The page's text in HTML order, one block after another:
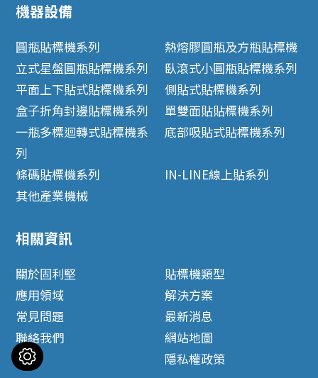
機器設備
圓瓶貼標機系列
熱熔膠圓瓶及方瓶貼標機
立式星盤圓瓶貼標機系列
臥滾式小圓瓶貼標機系列
平面上下貼式貼標機系列
側貼式貼標機系列
盒子折角封邊貼標機系列
單雙面貼貼標機系列
一瓶多標迴轉式貼標機系
列
底部吸貼式貼標機系列
條碼貼標機系列
IN-LINE線上貼系列
其他產業機械
相關資訊
關於固利堅
貼標機類型
應用領域
解決方案
常見問題
最新消息
聯絡我們
網站地圖
隱私權政策